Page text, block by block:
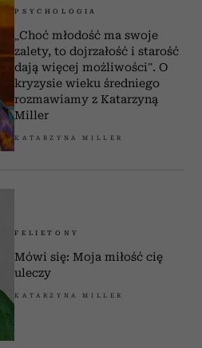
PSYCHOLOGIA
„Choć młodość ma swoje
zalety, to dojrzałość i starość
dają więcej możliwości”. O
kryzysie wieku średniego
rozmawiamy z Katarzyną
Miller
KATARZYNA MILLER
FELIETONY
Mówi się: Moja miłość cię
uleczy
KATARZYNA MILLER